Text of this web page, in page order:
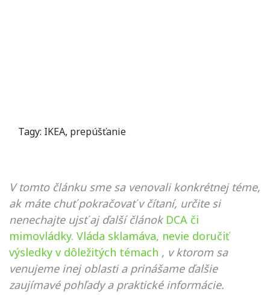
Tagy: IKEA, prepúšťanie
V tomto článku sme sa venovali konkrétnej téme,
ak máte chuť pokračovať v čítaní, určite si
nenechajte ujsť aj ďalší článok DCA či
mimovládky. Vláda sklamáva, nevie doručiť
výsledky v dôležitých témach , v ktorom sa
venujeme inej oblasti a prinášame ďalšie
zaujímavé pohľady a praktické informácie.